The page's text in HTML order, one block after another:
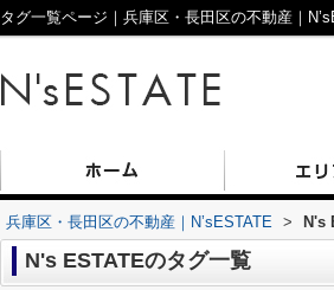
タグ一覧ページ｜兵庫区・長田区の不動産｜
兵庫区・長田区の不動産｜N’sESTATE > N's
N's ESTATEのタグ一覧